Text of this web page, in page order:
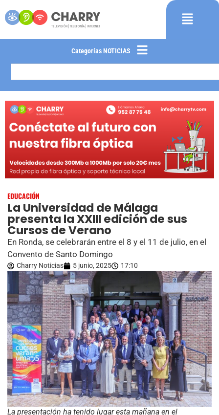
Categorías NOTICIAS
EDUCACIÓN
La Universidad de Málaga
presenta la XXIII edición de sus
Cursos de Verano
En Ronda, se celebrarán entre el 8 y el 11 de julio, en el
Convento de Santo Domingo
Charry Noticias 5 junio, 2025 17:10
La presentación ha tenido lugar esta mañana en el